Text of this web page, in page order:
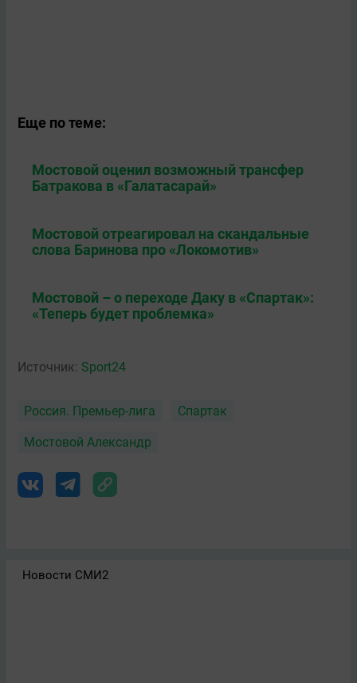
Еще по теме:
Мостовой оценил возможный трансфер
Батракова в «Галатасарай»
Мостовой отреагировал на скандальные
слова Баринова про «Локомотив»
Мостовой – о переходе Даку в «Спартак»:
«Теперь будет проблемка»
Источник: Sport24
Россия. Премьер-лига Спартак
Мостовой Александр
Новости СМИ2